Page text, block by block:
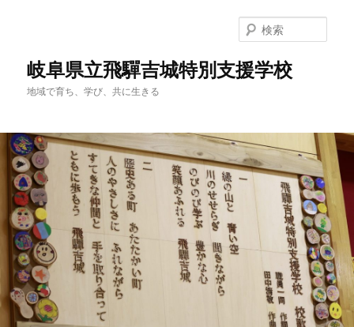
岐阜県立飛驒吉城特別支援学校
地域で育ち、学び、共に生きる
索